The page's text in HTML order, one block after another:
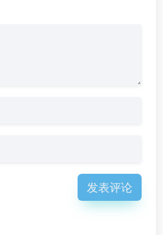
发表评论